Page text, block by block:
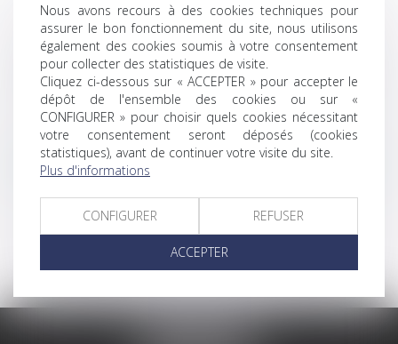
CRÉATION, TRANSFERT, REGROUPEMENT
D’OFFICINES DE PHARMACIES
RESPONSABILITÉ DISCIPLINAIRE DEVANT LES
INSTANCES ORDINALES
Nous avons recours à des cookies techniques pour
assurer le bon fonctionnement du site, nous utilisons
également des cookies soumis à votre consentement
pour collecter des statistiques de visite.
Cliquez ci-dessous sur « ACCEPTER » pour accepter le
dépôt de l'ensemble des cookies ou sur «
CONFIGURER » pour choisir quels cookies nécessitant
votre consentement seront déposés (cookies
statistiques), avant de continuer votre visite du site.
Plus d'informations
CONFIGURER REFUSER
ACCEPTER